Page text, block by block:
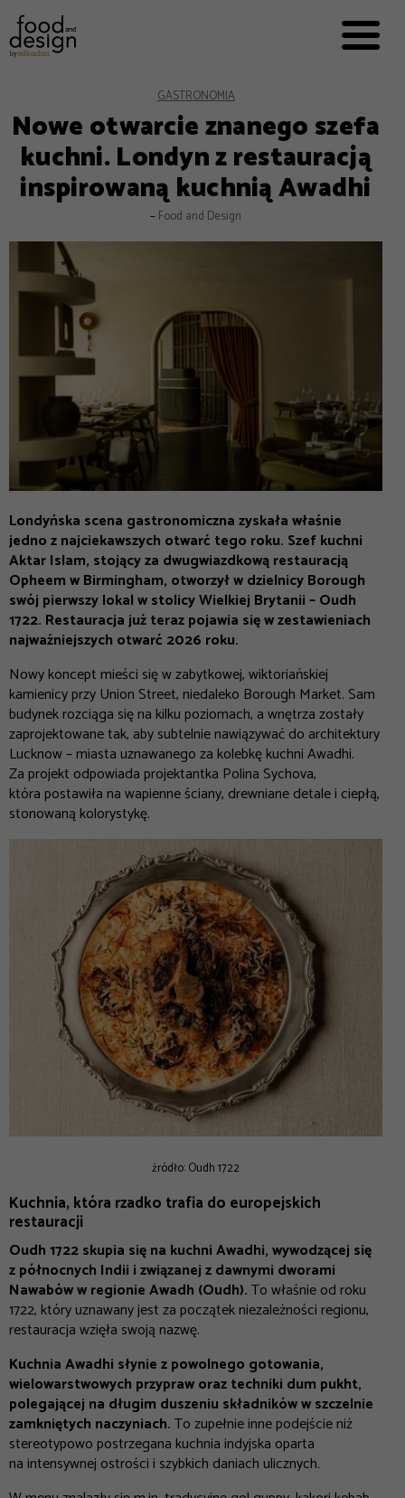


EKSPERCI
FOOD WORKING
E-BOOKI
O NAS
REKLAMA
GASTRONOMIA
Nowe otwarcie znanego szefa
kuchni. Londyn z restauracją
inspirowaną kuchnią Awadhi
– Food and Design
Londyńska scena gastronomiczna zyskała właśnie
jedno z najciekawszych otwarć tego roku. Szef kuchni
Aktar Islam, stojący za dwugwiazdkową restauracją
Opheem w Birmingham, otworzył w dzielnicy Borough
swój pierwszy lokal w stolicy Wielkiej Brytanii – Oudh
1722. Restauracja już teraz pojawia się w zestawieniach
najważniejszych otwarć 2026 roku.
Nowy koncept mieści się w zabytkowej, wiktoriańskiej
kamienicy przy Union Street, niedaleko Borough Market. Sam
budynek rozciąga się na kilku poziomach, a wnętrza zostały
zaprojektowane tak, aby subtelnie nawiązywać do architektury
Lucknow – miasta uznawanego za kolebkę kuchni Awadhi.
Za projekt odpowiada projektantka Polina Sychova,
która postawiła na wapienne ściany, drewniane detale i ciepłą,
stonowaną kolorystykę.
źródło: Oudh 1722
Kuchnia, która rzadko trafia do europejskich
restauracji
Oudh 1722 skupia się na kuchni Awadhi, wywodzącej się
z północnych Indii i związanej z dawnymi dworami
Nawabów w regionie Awadh (Oudh).To właśnie od roku
1722, który uznawany jest za początek niezależności regionu,
restauracja wzięła swoją nazwę.
Kuchnia Awadhi słynie z powolnego gotowania,
wielowarstwowych przypraw oraz techniki dum pukht,
polegającej na długim duszeniu składników w szczelnie
zamkniętych naczyniach.To zupełnie inne podejście niż
stereotypowo postrzegana kuchnia indyjska oparta
na intensywnej ostrości i szybkich daniach ulicznych.